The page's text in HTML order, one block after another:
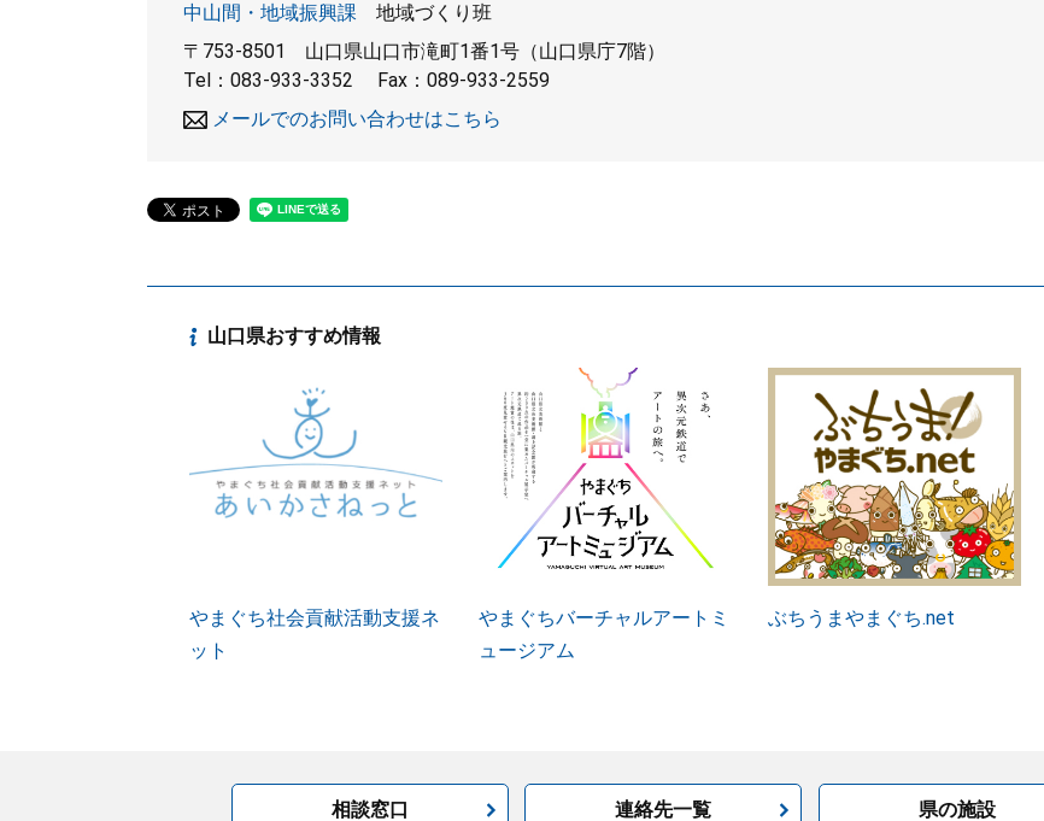
中山間・地域振興課
地域づくり班
〒753-8501
山口県山口市滝町1番1号（山口県庁7階）
Tel：083-933-3352
Fax：089-933-2559
メールでのお問い合わせはこちら
山口県おすすめ情報
やまぐち社会貢献活動支援ネ
ット
やまぐちバーチャルアートミ
ュージアム
ぶちうまやまぐち.net
相談窓口 連絡先一覧 県の施設